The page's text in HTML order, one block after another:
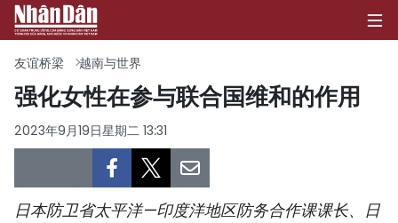
首页
政治
经济
友谊桥梁 越南与世界
强化女性在参与联合国维和的作用
2023年9月19日星期二 13:31
日本防卫省太平洋—印度洋地区防务合作课课长、日